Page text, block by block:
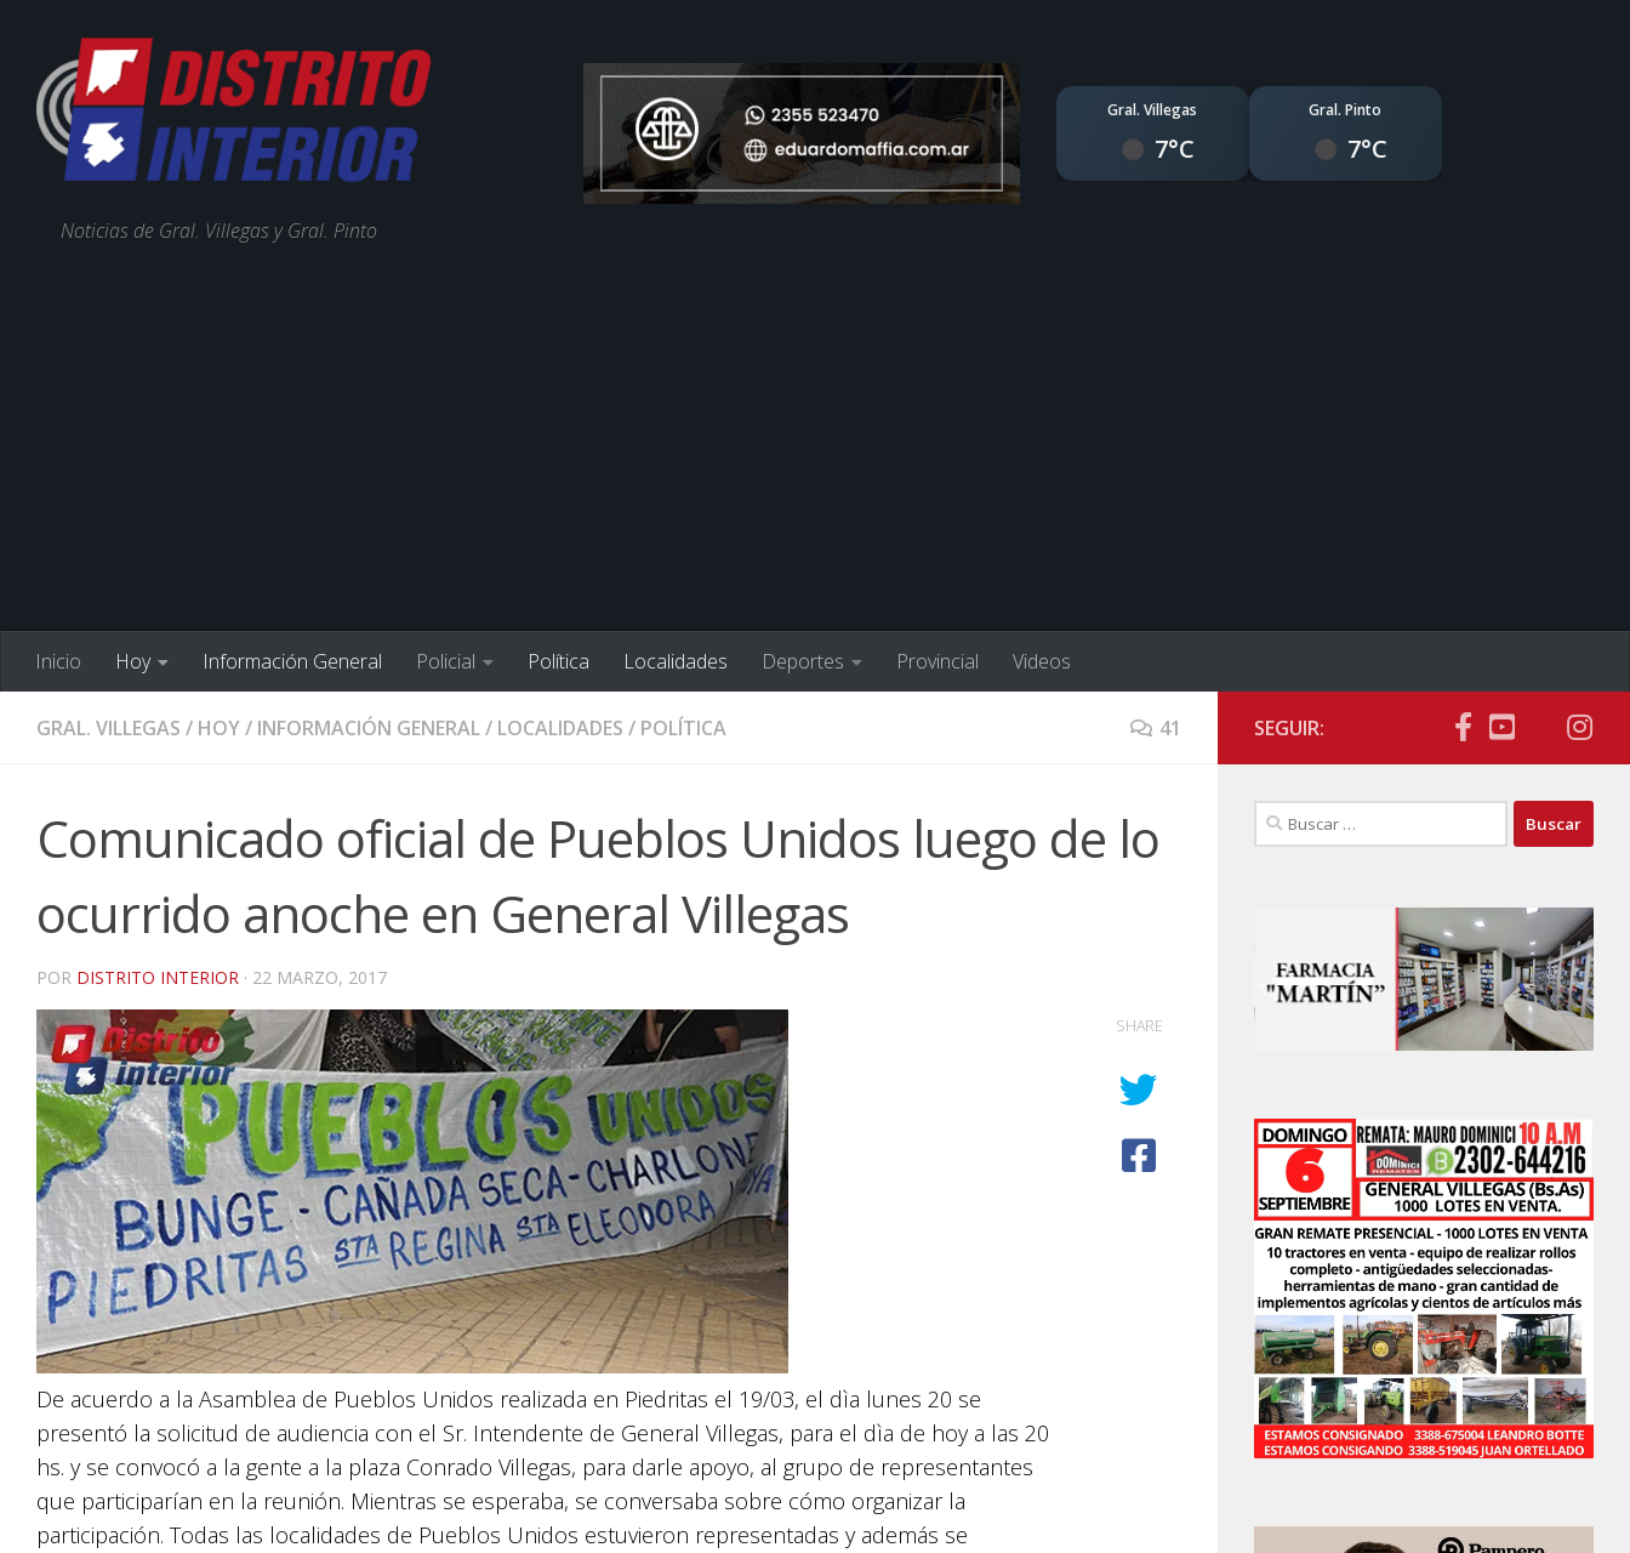
Noticias de Gral. Villegas y Gral. Pinto
Gral. Villegas
7°C
Gral. Pinto
7°C
Inicio Hoy Información General Policial Política Localidades Deportes Provincial Videos
GRAL. VILLEGAS / HOY/ INFORMACIÓN GENERAL/ LOCALIDADES / POLÍTICA 41
Comunicado oficial de Pueblos Unidos luego de lo
ocurrido anoche en General Villegas
POR DISTRITO INTERIOR · 22 MARZO, 2017
De acuerdo a la Asamblea de Pueblos Unidos realizada en Piedritas el 19/03, el dìa lunes 20 se
presentó la solicitud de audiencia con el Sr. Intendente de General Villegas, para el dìa de hoy a las 20
hs. y se convocó a la gente a la plaza Conrado Villegas, para darle apoyo, al grupo de representantes
que participarían en la reunión. Mientras se esperaba, se conversaba sobre cómo organizar la
participación. Todas las localidades de Pueblos Unidos estuvieron representadas y además se
SHARE
SEGUIR:
Buscar: